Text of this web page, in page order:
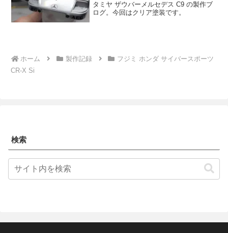
タミヤ ザウバーメルセデス C9 の製作ブ
ログ。今回はクリア塗装です。
ホーム 製作記録
フジミ ホンダ サイバースポーツ
CR-X Si
検索